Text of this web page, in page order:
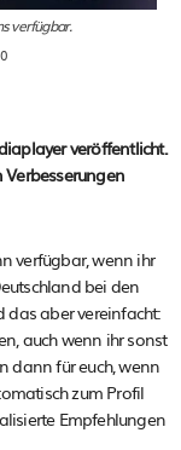
verfügbar.
0
veröffentlicht.
verfügbar, wenn ihr
bei den
das aber vereinfacht:
auch wenn ihr sonst
dann für euch, wenn
zum Profil
Empfehlungen